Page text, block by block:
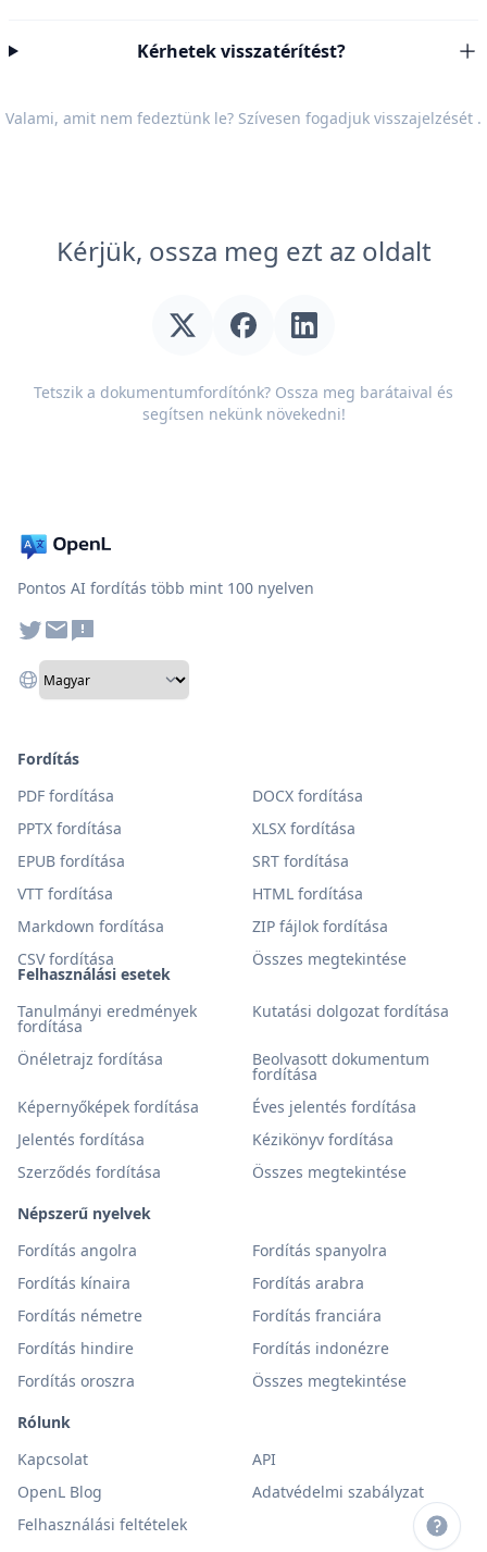
Kérhetek visszatérítést?
Valami, amit nem fedeztünk le? Szívesen fogadjuk visszajelzését .
Kérjük, ossza meg ezt az oldalt
Tetszik a dokumentumfordítónk? Ossza meg barátaival és
segítsen nekünk növekedni!
Pontos AI fordítás több mint 100 nyelven
Felhasználási esetek
Tanulmányi eredmények
fordítása
Kutatási dolgozat fordítása
Önéletrajz fordítása Beolvasott dokumentum
fordítása
Képernyőképek fordítása
Éves jelentés fordítása
Jelentés fordítása
Kézikönyv fordítása
Szerződés fordítása
Összes megtekintése
Népszerű nyelvek
Fordítás angolra
Fordítás spanyolra
Fordítás kínaira
Fordítás arabra
Fordítás németre
Fordítás franciára
Fordítás hindire
Fordítás indonézre
Fordítás oroszra
Összes megtekintése
Fordítás
PDF fordítása
DOCX fordítása
PPTX fordítása
XLSX fordítása
EPUB fordítása
SRT fordítása
VTT fordítása
HTML fordítása
Markdown fordítása
ZIP fájlok fordítása
CSV fordítása
Összes megtekintése
Rólunk
Kapcsolat
API
OpenL Blog
Adatvédelmi szabályzat
Felhasználási feltételek